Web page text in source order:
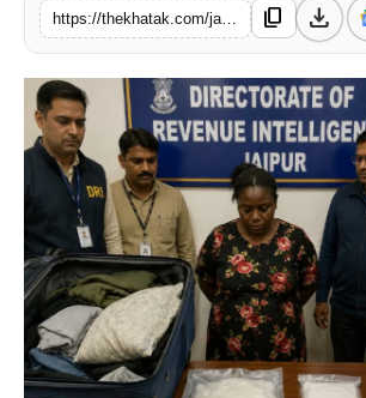
content_copy download